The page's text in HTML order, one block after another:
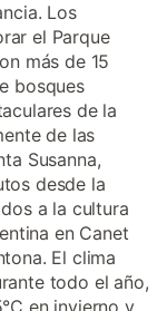
Los
el Parque
más de 15
bosques
de la
de las
Susanna,
desde la
a la cultura
en Canet
El clima
todo el año,
en invierno y